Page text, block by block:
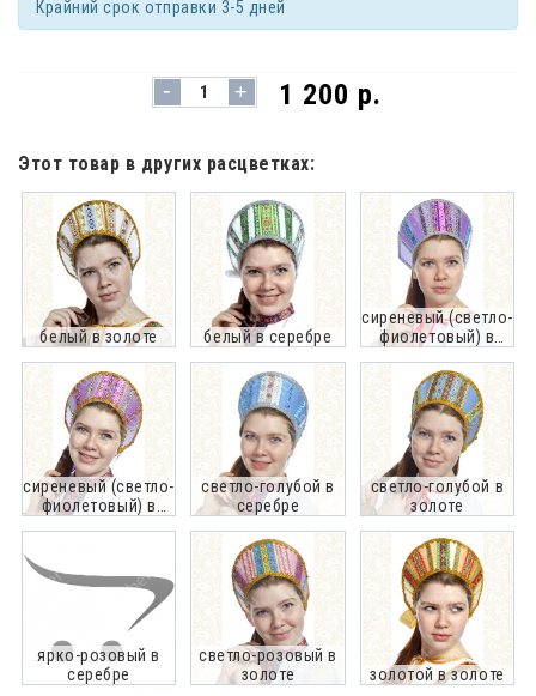
Крайний срок отправки 3-5 дней
- + 1 200 р.
Этот товар в других расцветках:
белый в золоте белый в серебре
сиреневый (светло-
фиолетовый) в
сиреневый (светло-
фиолетовый) в
светло-голубой в
серебре
светло-голубой в
золоте
ярко-розовый в
серебре
светло-розовый в
золоте
золотой в золоте